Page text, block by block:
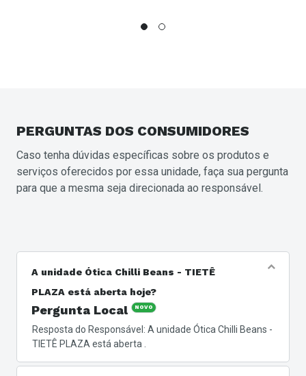
PERGUNTAS DOS CONSUMIDORES
Caso tenha dúvidas específicas sobre os produtos e
serviços oferecidos por essa unidade, faça sua pergunta
para que a mesma seja direcionada ao responsável.
A unidade Ótica Chilli Beans - TIETÊ
PLAZA está aberta hoje?
Pergunta Local NOVO
Resposta do Responsável: A unidade Ótica Chilli Beans -
TIETÊ PLAZA está aberta .